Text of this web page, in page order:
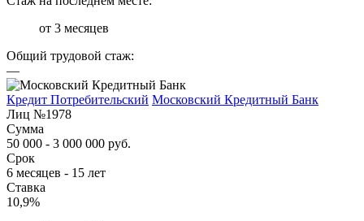
от 3 месяцев
Общий трудовой стаж:
—
Кредит Потребительский Московский Кредитный Банк
Лиц №1978
Сумма
50 000 - 3 000 000 руб.
Срок
6 месяцев - 15 лет
Ставка
10,9%